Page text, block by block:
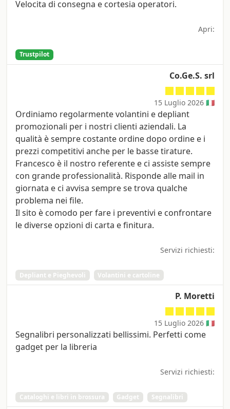
Velocita di consegna e cortesia operatori.
Apri:
Trustpilot
Co.Ge.S. srl
15 Luglio 2026 🇮🇹
Ordiniamo regolarmente volantini e depliant
promozionali per i nostri clienti aziendali. La
qualità è sempre costante ordine dopo ordine e i
prezzi competitivi anche per le basse tirature.
Francesco è il nostro referente e ci assiste sempre
con grande professionalità. Risponde alle mail in
giornata e ci avvisa sempre se trova qualche
problema nei file.
Il sito è comodo per fare i preventivi e confrontare
le diverse opzioni di carta e finitura.
Servizi richiesti:
Depliant e Pieghevoli Volantini e cartoline
P. Moretti
15 Luglio 2026 🇮🇹
Segnalibri personalizzati bellissimi. Perfetti come
gadget per la libreria
Servizi richiesti:
Cataloghi e libri in brossura Gadget Segnalibri